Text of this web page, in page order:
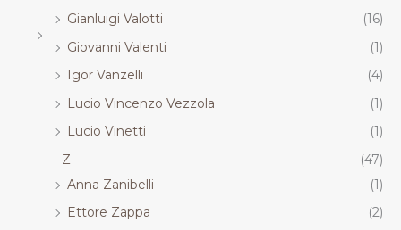
Gianluigi Valotti
(16)
Giovanni Valenti
(1)
Igor Vanzelli
(4)
Lucio Vincenzo Vezzola
(1)
Lucio Vinetti
(1)
-- Z --
(47)
Anna Zanibelli
(1)
Ettore Zappa
(2)